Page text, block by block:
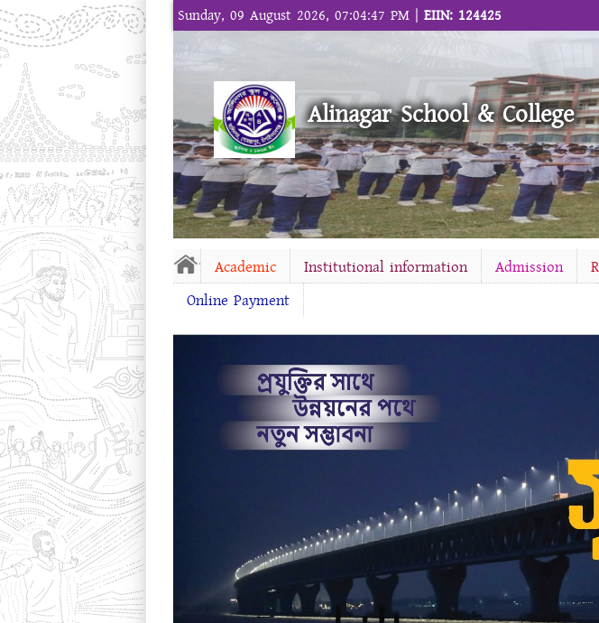
Sunday, 09 August 2026, 07:04:47 PM | EIIN: 124425
Alinagar School & College
Academic Institutional information Admission
Online Payment